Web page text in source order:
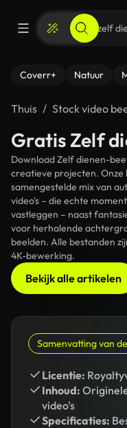
Coverr+ Natuur
Thuis Stock video
Gratis Zelf
Download Zelf dienen-
creatieve projecten. Onze
samengestelde mix van
video's – die echte
vastleggen – naast
voor herhalende
beelden. Alle bestanden
4K-bewerking.
Bekijk alle artikelen
Samenvatting van
Licentie:
Inhoud:
video's
Specificaties: